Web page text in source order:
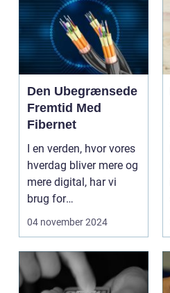
Den Ubegrænsede
Fremtid Med
Fibernet
I en verden, hvor vores
hverdag bliver mere og
mere digital, har vi
brug for
internetforbindelser,
04 november 2024